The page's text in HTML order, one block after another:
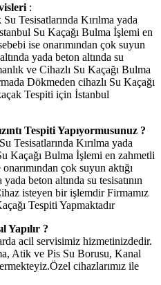
:
Tesisatlarında Kırılma yada
Su Kaçağı Bulma İşlemi en
ise onarımından çok suyun
yada beton altında su
ve Cihazlı Su Kaçağı Bulma
Dökmeden cihazlı Su Kaçağı
Tespiti için İstanbul
Tespiti Yapıyormusunuz ?
Tesisatlarında Kırılma yada
Kaçağı Bulma İşlemi en zahmetli
çok suyun aktığı
beton altında su tesisatının
isteyen bir işlemdir Firmamız
Tespiti Yapmaktadır
Yapılır ?
acil servisimiz hizmetinizdedir.
Atik ve Pis Su Borusu, Kanal
cihazlarımız ile